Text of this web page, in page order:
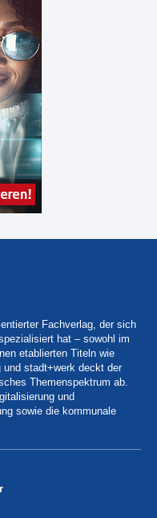
Fachverlag, der sich
hat – sowohl im
etablierten Titeln wie
und stadt+werk deckt der
Themenspektrum ab.
und
sowie die kommunale